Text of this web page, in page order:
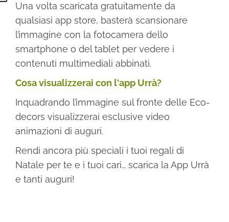
Una volta scaricata gratuitamente da
qualsiasi app store, basterà scansionare
l’immagine con la fotocamera dello
smartphone o del tablet per vedere i
contenuti multimediali abbinati.
Cosa visualizzerai con l'app Urrà?
Inquadrando l’immagine sul fronte delle Eco-
decors visualizzerai esclusive video
animazioni di auguri.
Rendi ancora più speciali i tuoi regali di
Natale per te e i tuoi cari… scarica la App Urrà
e tanti auguri!